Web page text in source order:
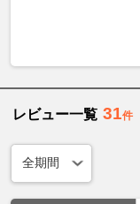
レビュー一覧 31件